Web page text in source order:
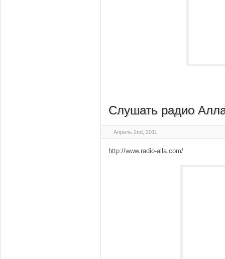
Слушать радио
Апрель 2nd, 2011
http://www.radio-alla.com/